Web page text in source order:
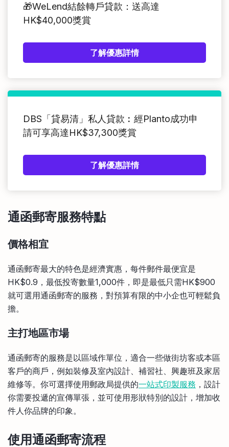
🎁WeLend結餘轉戶貸款：送高達
HK$40,000獎賞
了解優惠詳情
DBS「貸易清」私人貸款︰經Planto成功申
請可享高達HK$37,300獎賞
了解優惠詳情
通函郵寄服務特點
價格相宜
通函郵寄最大的特色是經濟實惠，每件郵件最便宜是
HK$0.9，最低投寄數量1,000件，即是最低只需HK$900
就可選用通函郵寄的服務，對預算有限的中小企也可輕鬆負
擔。
主打地區市場
通函郵寄的服務是以區域作單位，適合一些做街坊客或本區
客戶的商戶，例如裝修及室內設計、補習社、興趣班及家居
維修等。你可選擇使用郵政局提供的一站式印製服務 ，設計
你需要投遞的宣傳單張，並可使用形狀特別的設計，增加收
件人你品牌的印象。
使用通函郵寄流程